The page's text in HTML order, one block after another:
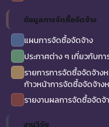
ข้อมูลการจัดซื้อจัดจ้าง
แผนการจัดซื้อจัดจ้าง
ประกาศต่าง ๆ เกี่ยวกับ
รายการการจัดซื้อจัดจ้าง
ก้าวหน้าการจัดซื้อจัดจ้า
รายงานผลการจัดซื้อจัดจ้
งานวิจัย